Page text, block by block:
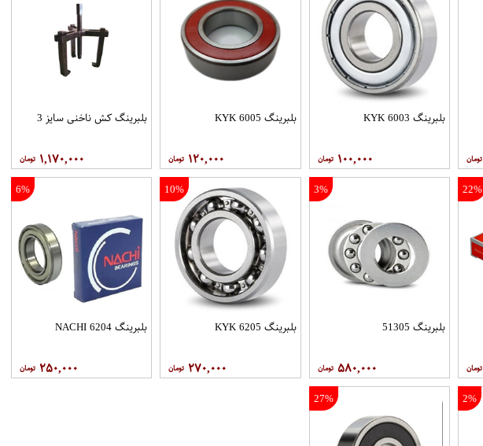
بلبرینگ 6003 KYK
۱۰۰,۰۰۰
بلبرینگ 6005 KYK
۱۲۰,۰۰۰
بلبرینگ کش ناخنی سایز 3
۱,۱۷۰,۰۰۰
22%
3%
بلبرینگ 51305
۵۸۰,۰۰۰
10%
بلبرینگ 6205 KYK
۲۷۰,۰۰۰
6%
بلبرینگ 6204 NACHI
۲۵۰,۰۰۰
2%
27%